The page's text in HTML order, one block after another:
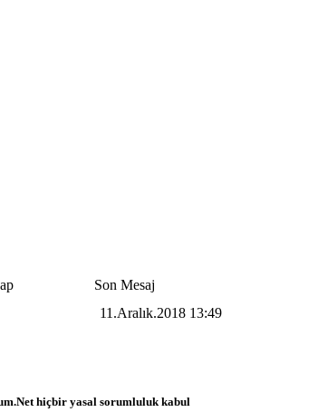
Son Mesaj
11.Aralık.2018 13:49
hiçbir yasal sorumluluk kabul